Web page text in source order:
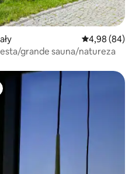
4,98 de uma
4,98 (84)
grande sauna/natureza
dos hóspedes